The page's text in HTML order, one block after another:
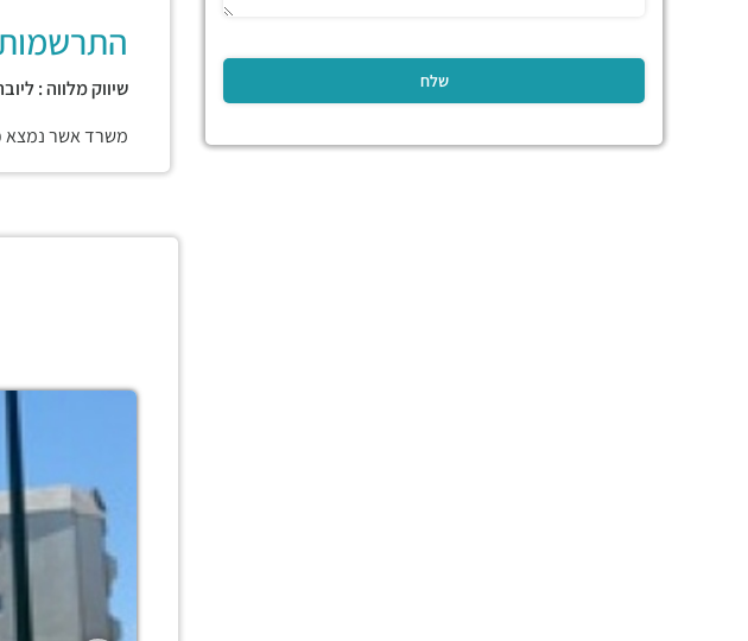
התרשמות
שיווק מלווה :
משרד אשר נמצא